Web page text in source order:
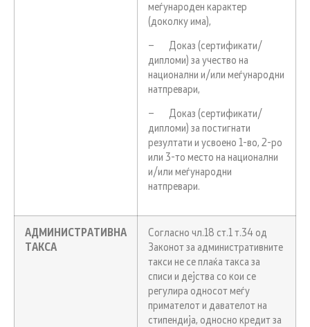
меѓународен карактер
(доколку има),
– Доказ (сертификати/
дипломи) за учество на
национални и/или меѓународни
натпревари,
– Доказ (сертификати/
дипломи) за постигнати
резултати и усвоено 1-во, 2-ро
или 3-то место на национални
и/или меѓународни
натпревари.
АДМИНИСТРАТИВНА
ТАКСА
Согласно чл.18 ст.1 т.34 од
Законот за административните
такси не се плаќа такса за
списи и дејства со кои се
регулира односот меѓу
примателот и давателот на
стипендија, односно кредит за